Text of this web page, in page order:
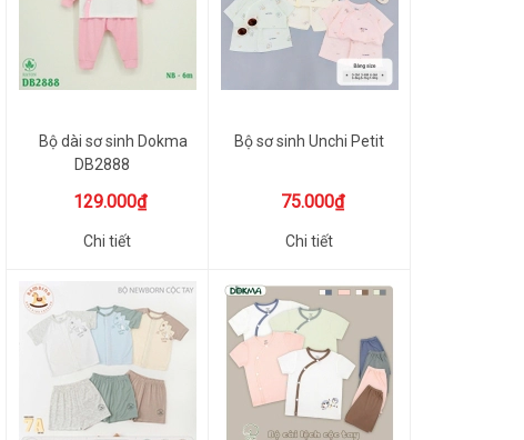
Bộ dài sơ sinh Dokma
DB2888
129.000₫
Chi tiết
Bộ sơ sinh Unchi Petit
75.000₫
Chi tiết